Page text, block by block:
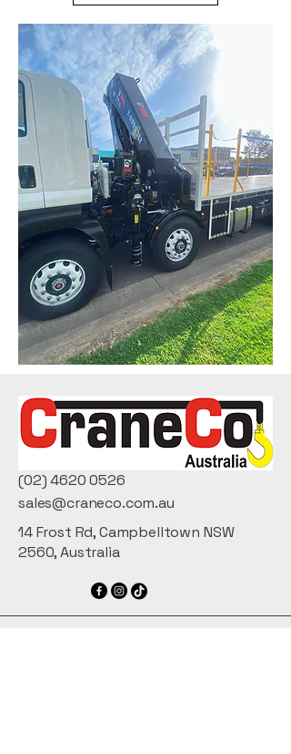
(02) 4620 0526
sales@craneco.com.au
14 Frost Rd, Campbelltown NSW
2560, Australia